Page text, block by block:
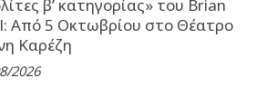
β’ κατηγορίας» του Brian
Από 5 Οκτωβρίου στο Θέατρο
Καρέζη
2026